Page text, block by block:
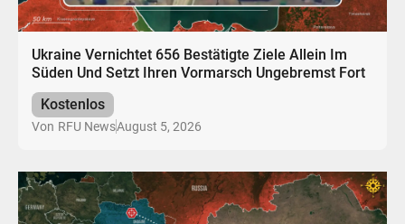
Ukraine Vernichtet 656 Bestätigte Ziele Allein Im
Süden Und Setzt Ihren Vormarsch Ungebremst Fort
Kostenlos
Von RFU NewsAugust 5, 2026